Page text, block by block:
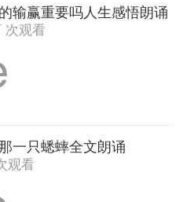
输赢重要吗人生感悟朗诵
次观看
一只蟋蟀全文朗诵
观看